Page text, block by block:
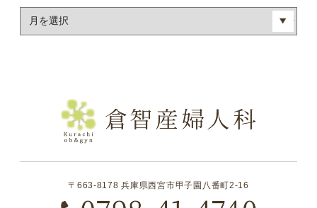
〒663-8178 兵庫県西宮市甲子園八番町2-16